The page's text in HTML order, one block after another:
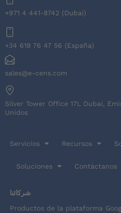
+971 4 441-8742 (Dubai)
+34 619 76 47 56 (España)
sales@e-cens.com
Silver Tower Office 17L Dubai,
Unidos
Servicios Recursos
Soluciones Contáctanos
شركائنا
Productos de la plataforma